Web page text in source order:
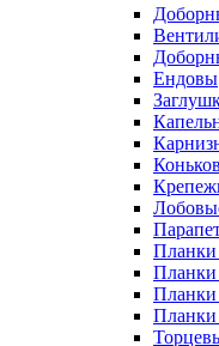
Ендовы
Планки
Планки